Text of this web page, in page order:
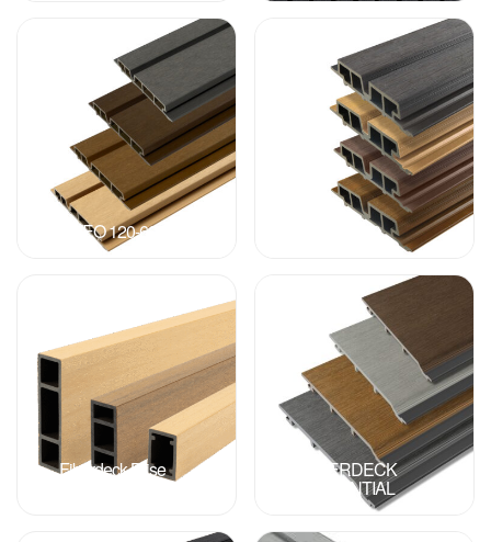
WEO 120-60 WEO 60
Fiberdeck Brise FIBERDECK
ESSENTIAL